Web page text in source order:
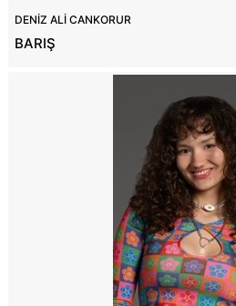
DENİZ ALİ CANKORUR
BARIŞ